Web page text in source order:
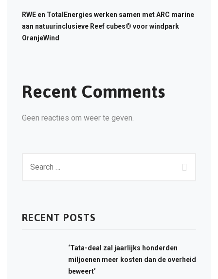
RWE en TotalEnergies werken samen met ARC marine
aan natuurinclusieve Reef cubes® voor windpark
OranjeWind
Recent Comments
Geen reacties om weer te geven.
RECENT POSTS
‘Tata-deal zal jaarlijks honderden
miljoenen meer kosten dan de overheid
beweert’